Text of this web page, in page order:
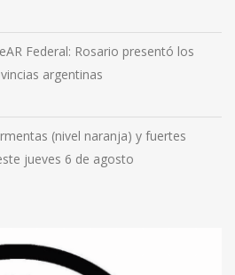
Federal: Rosario presentó los
argentinas
(nivel naranja) y fuertes
jueves 6 de agosto